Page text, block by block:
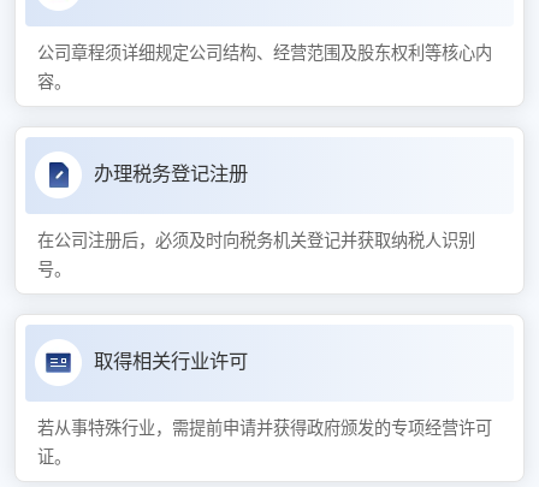
公司章程须详细规定公司结构、经营范围及股东权利等核心内
容。
办理税务登记注册
在公司注册后，必须及时向税务机关登记并获取纳税人识别
号。
取得相关行业许可
若从事特殊行业，需提前申请并获得政府颁发的专项经营许可
证。